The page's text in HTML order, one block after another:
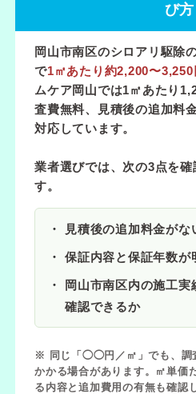
び方
岡山市南区のシロアリ駆除
で1㎡あたり約2,200〜3,250
ムケア岡山では1㎡あたり
査費無料、見積後の追加料金
対応しています。
業者選びでは、次の3点を
す。
見積後の追加料金がな
保証内容と保証年数が
岡山市南区内の施工
確認できるか
※ 同じ「◯◯円／㎡」でも、調
かかる場合があります。㎡単価
る内容と追加費用の有無も確認